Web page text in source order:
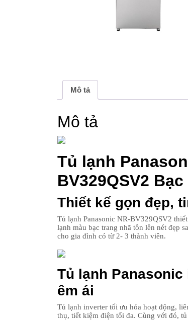
Mô tả
Mô tả
Tủ lạnh
BV329QSV2 Bạc
Thiết kế gọn đẹp,
Tủ lạnh Panasonic NR-BV329QSV2
lạnh màu bạc trang nhã tôn lên nét đẹp
cho gia đình có từ 2- 3 thành viên.
Tủ lạnh
êm ái
Tủ lạnh inverter tối ưu hóa hoạt động,
thụ, tiết kiệm điện tối đa. Cùng với đó,